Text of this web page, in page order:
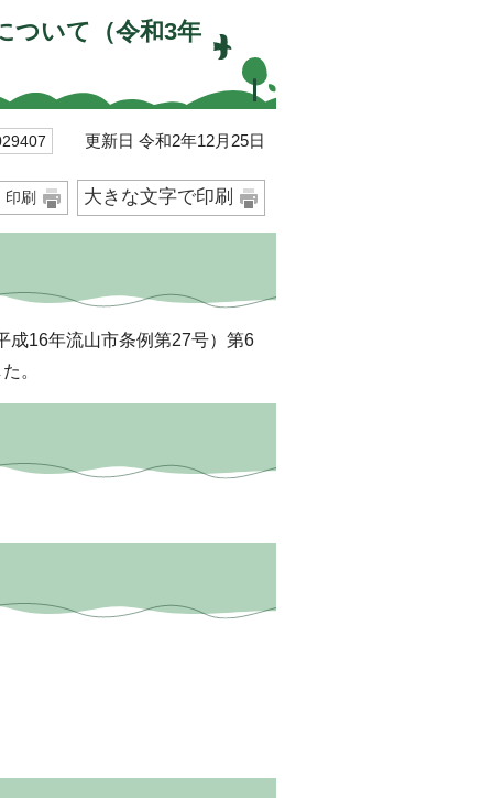
ついて（令和3年
更新日 令和2年12月25日
印刷 大きな文字で印刷
成16年流山市条例第27号）第6
。